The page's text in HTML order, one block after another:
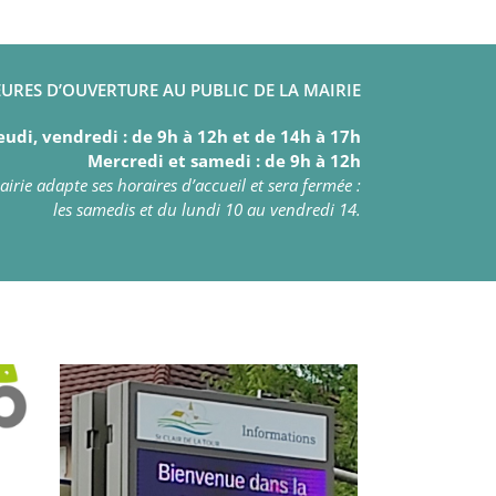
D’OUVERTURE AU PUBLIC DE LA MAIRIE
vendredi : de 9h à 12h et de 14h à 17h
Mercredi et samedi : de 9h à 12h
adapte ses horaires d’accueil et sera fermée :
les samedis et du lundi 10 au vendredi 14.